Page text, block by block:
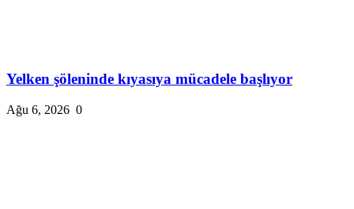
Yelken şöleninde kıyasıya mücadele başlıyor
Ağu 6, 2026 0